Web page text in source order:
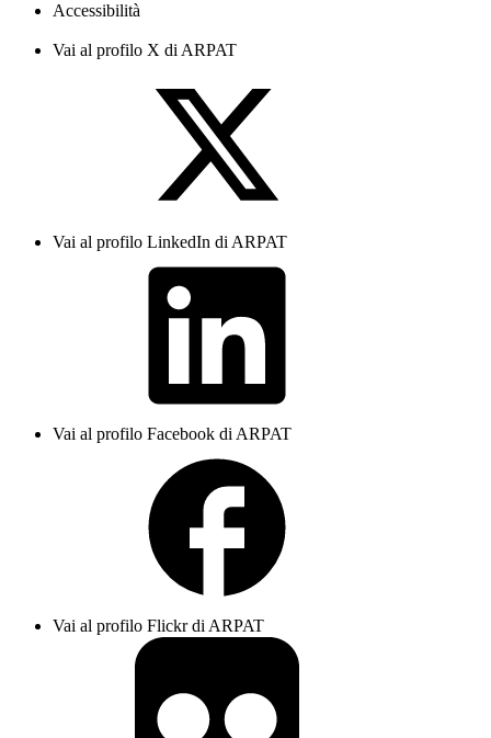
Accessibilità
Vai al profilo X di ARPAT
Vai al profilo LinkedIn di ARPAT
Vai al profilo Facebook di ARPAT
Vai al profilo Flickr di ARPAT